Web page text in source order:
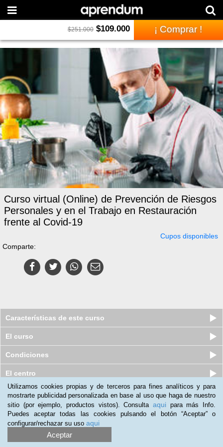
$251.000 $109.000 ¡ Comprar !
Curso virtual (Online) de Prevención de Riesgos
Personales y en el Trabajo en Restauración
frente al Covid-19
Cupos disponibles
Comparte:
Características de este curso
El curso
Condiciones
El centro
Curso virtual (Online) de Dieta
Vegetariana y Pescetariana
Cupos disponibles
Utilizamos cookies propias y de terceros para fines analíticos y para
mostrarte publicidad personalizada en base al uso que haga de nuestro
sitio (por ejemplo, productos vistos). Consulta aqui para más Info.
Puedes aceptar todas las cookies pulsando el botón “Aceptar” o
configurar/rechazar su uso aqui
Aceptar